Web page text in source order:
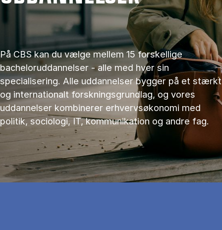
På CBS kan du vælge mellem 15 forskellige
bacheloruddannelser - alle med hver sin
specialisering. Alle uddannelser bygger på et stærkt
og internationalt forskningsgrundlag, og vores
uddannelser kombinerer erhvervsøkonomi med
politik, sociologi, IT, kommunikation og andre fag.